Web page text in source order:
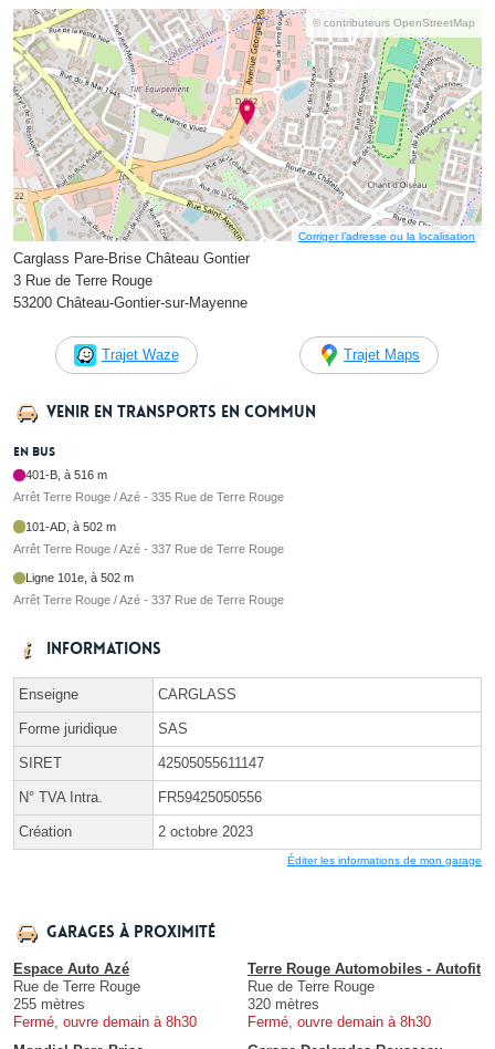
© contributeurs OpenStreetMap
Corriger l’adresse ou la localisation
Carglass Pare-Brise Château Gontier
3 Rue de Terre Rouge
53200 Château-Gontier-sur-Mayenne
Trajet Waze Trajet Maps
Venir en transports en commun
En bus
401-B, à 516 m
Arrêt Terre Rouge / Azé - 335 Rue de Terre Rouge
101-AD, à 502 m
Arrêt Terre Rouge / Azé - 337 Rue de Terre Rouge
Ligne 101e, à 502 m
Arrêt Terre Rouge / Azé - 337 Rue de Terre Rouge
Informations
Enseigne CARGLASS
Forme juridique SAS
SIRET 42505055611147
N° TVA Intra. FR59425050556
Création 2 octobre 2023
Éditer les informations de mon garage
Garages à proximité
Espace Auto Azé
Rue de Terre Rouge
255 mètres
Fermé, ouvre demain à 8h30
Terre Rouge Automobiles - Autofit
Rue de Terre Rouge
320 mètres
Fermé, ouvre demain à 8h30